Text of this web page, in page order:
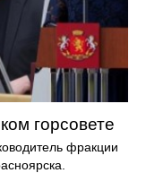
горсовете
фракции